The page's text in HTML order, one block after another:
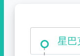
大霸